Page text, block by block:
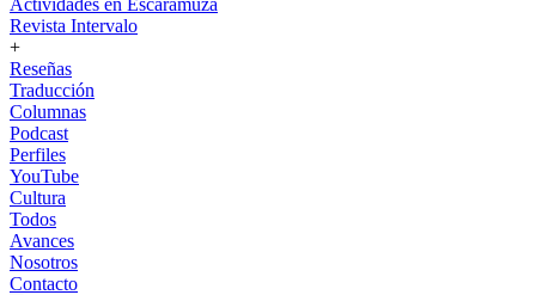
Actividades en Escaramuza
Revista Intervalo
+
Reseñas
Traducción
Columnas
Podcast
Perfiles
YouTube
Cultura
Todos
Avances
Nosotros
Contacto